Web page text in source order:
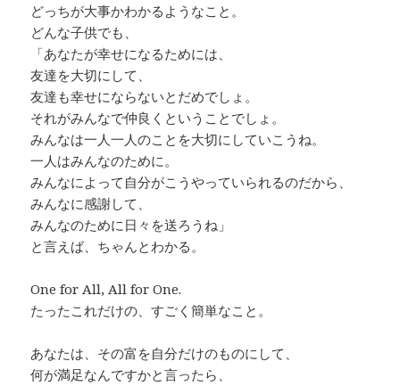
どっちが大事かわかるようなこと。
どんな子供でも、
「あなたが幸せになるためには、
友達を大切にして、
友達も幸せにならないとだめでしょ。
それがみんなで仲良くということでしょ。
みんなは一人一人のことを大切にしていこうね。
一人はみんなのために。
みんなによって自分がこうやっていられるのだから、
みんなに感謝して、
みんなのために日々を送ろうね」
と言えば、ちゃんとわかる。
One for All, All for One.
たったこれだけの、すごく簡単なこと。
あなたは、その富を自分だけのものにして、
何が満足なんですかと言ったら、